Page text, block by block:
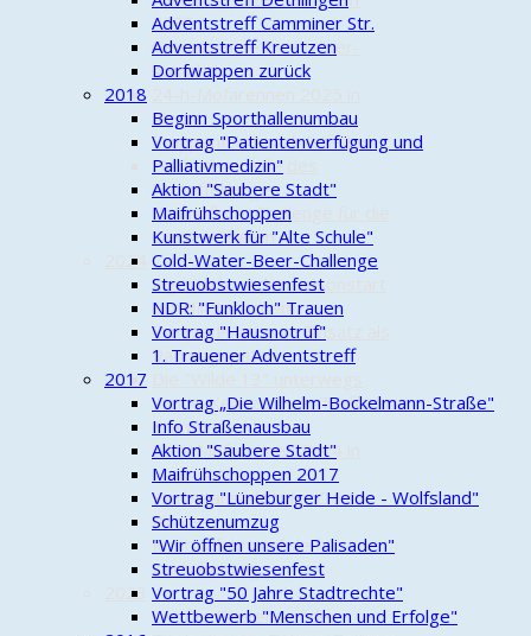
2025
Gemeinsame Zweitakter-
Ausfahrt
Alvern
Etappenfahrt nach Istanbul
Herbstkontrolle des
Kartoffelweges
Baumpflanz-Challenge für die
Oertze Piraten
2024
Eigentlich… oder: Saisonstart
mit Hindernissen
Oertze Piraten im Einsatz als
Radwegepaten
Kleine-Kennzeichen-Treffen in
Brambostel
24-h-Mofarennen 2024 in
Haus Ilster
Herbstausfahrt der Oertze
Piraten
Kontrollfahrt auf dem
Kartoffelweg
2023
Oertze Piraten auf der
Adventstreff Camminer Str.
Adventstreff Kreutzen
Dorfwappen zurück
2018
Beginn Sporthallenumbau
Vortrag "Patientenverfügung und
Palliativmedizin"
Aktion "Saubere Stadt"
Maifrühschoppen
Kunstwerk für "Alte Schule"
Cold-Water-Beer-Challenge
Streuobstwiesenfest
NDR: "Funkloch" Trauen
Vortrag "Hausnotruf"
1. Trauener Adventstreff
2017
Vortrag „Die Wilhelm-Bockelmann-Straße"
Info Straßenausbau
Aktion "Saubere Stadt"
Maifrühschoppen 2017
Vortrag "Lüneburger Heide - Wolfsland"
Schützenumzug
"Wir öffnen unsere Palisaden"
Streuobstwiesenfest
Vortrag "50 Jahre Stadtrechte"
Wettbewerb "Menschen und Erfolge"